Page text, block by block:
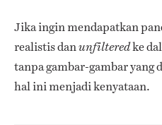
Jika ingin mendapatkan
realistis danunfilteredke
tanpa gambar-gambar yang
hal ini menjadi kenyataan.